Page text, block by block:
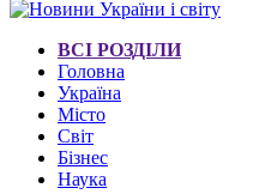
ВСІ РОЗДІЛИ
Головна
Україна
Місто
Світ
Бізнес
Наука